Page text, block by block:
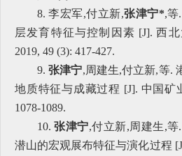
8. 李宏军,付立新,张津宁*,等
层发育特征与控制因素 [J]. 西
2019, 49 (3): 417-427.
9.张津宁,周建生,付立新,等.
地质特征与成藏过程 [J]. 中国矿
1078-1089.
10.张津宁,付立新,周建生,
潜山的宏观展布特征与演化过程